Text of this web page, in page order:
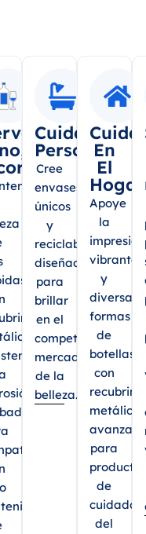
Cuidado
Personal
Cree
envases
únicos
y
reciclables
diseñados
para
brillar
en el
competitivo
mercado
de la
belleza.
En
El
Hogar
Apoye
la
impresión
vibrante
y
diversas
formas
de
botellas
con
metálicos
para
de
cuidado
del